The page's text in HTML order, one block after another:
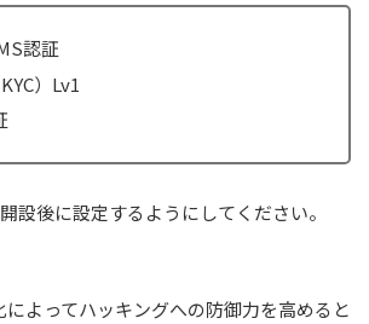
認証
）Lv1
設後に設定するようにしてください。
よってハッキングへの防御力を高めると